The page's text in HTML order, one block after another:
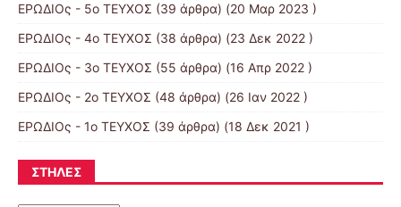
ΕΡΩΔΙΟς - 5ο ΤΕΥΧΟΣ (39 άρθρα) (20 Μαρ 2023 )
ΕΡΩΔΙΟς - 4ο ΤΕΥΧΟΣ (38 άρθρα) (23 Δεκ 2022 )
ΕΡΩΔΙΟς - 3ο ΤΕΥΧΟΣ (55 άρθρα) (16 Απρ 2022 )
ΕΡΩΔΙΟς - 2ο ΤΕΥΧΟΣ (48 άρθρα) (26 Ιαν 2022 )
ΕΡΩΔΙΟς - 1ο ΤΕΥΧΟΣ (39 άρθρα) (18 Δεκ 2021 )
ΣΤΗΛΕΣ